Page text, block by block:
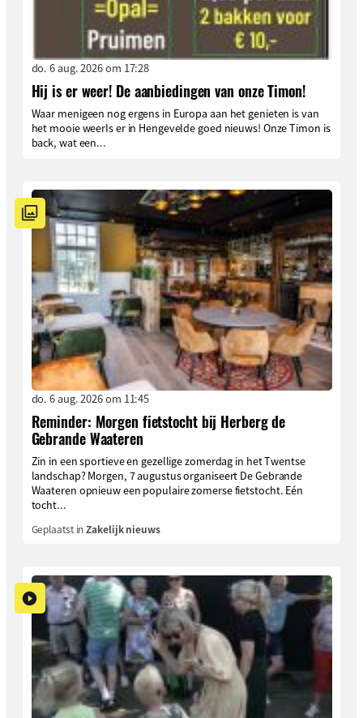
do. 6 aug. 2026 om 17:28
Hij is er weer! De aanbiedingen van onze Timon!
Waar menigeen nog ergens in Europa aan het genieten is van
het mooie weerIs er in Hengevelde goed nieuws! Onze Timon is
back, wat een...
do. 6 aug. 2026 om 11:45
Reminder: Morgen fietstocht bij Herberg de
Gebrande Waateren
Zin in een sportieve en gezellige zomerdag in het Twentse
landschap? Morgen, 7 augustus organiseert De Gebrande
Waateren opnieuw een populaire zomerse fietstocht. Eén
tocht...
Geplaatst inZakelijk nieuws